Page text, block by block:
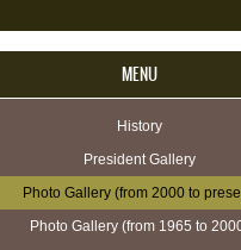
MENU
History
President Gallery
Photo Gallery (from 2000 to
Photo Gallery (from 1965 to